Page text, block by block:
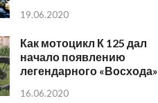
19.06.2020
Как мотоцикл К 125 дал
начало появлению
легендарного «Восхода»
16.06.2020